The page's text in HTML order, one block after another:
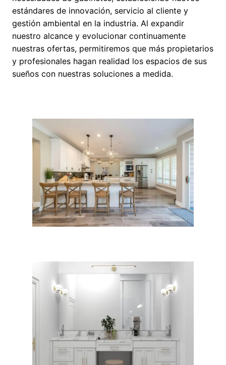
estándares de innovación, servicio al cliente y
gestión ambiental en la industria. Al expandir
nuestro alcance y evolucionar continuamente
nuestras ofertas, permitiremos que más propietarios
y profesionales hagan realidad los espacios de sus
sueños con nuestras soluciones a medida.